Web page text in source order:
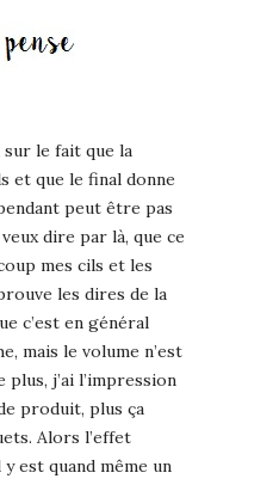
sur le fait que la
et que le final donne
peut être pas
dire par là, que ce
mes cils et les
les dires de la
c’est en général
mais le volume n’est
j’ai l’impression
produit, plus ça
Alors l’effet
est quand même un